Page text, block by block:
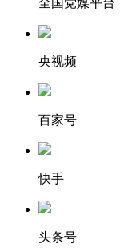
全国党媒平台
央视频
百家号
快手
头条号